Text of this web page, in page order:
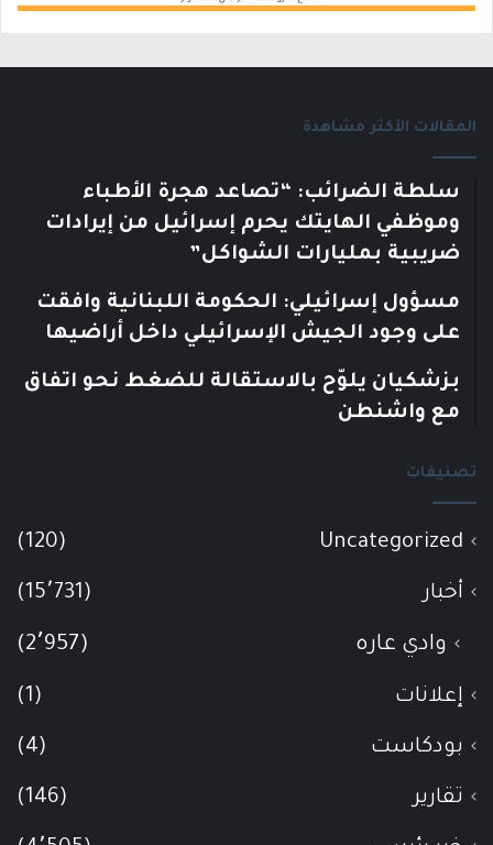
المقالات الأكثر مشاهدة
سلطة الضرائب: “تصاعد هجرة الأطباء
وموظفي الهايتك يحرم إسرائيل من إيرادات
ضريبية بمليارات الشواكل”
مسؤول إسرائيلي: الحكومة اللبنانية وافقت
على وجود الجيش الإسرائيلي داخل أراضيها
بزشكيان يلوّح بالاستقالة للضغط نحو اتفاق
مع واشنطن
تصنيفات
Uncategorized
(120)
أخبار (15٬731)
وادي عاره (2٬957)
إعلانات (1)
بودكاست (4)
تقارير (146)